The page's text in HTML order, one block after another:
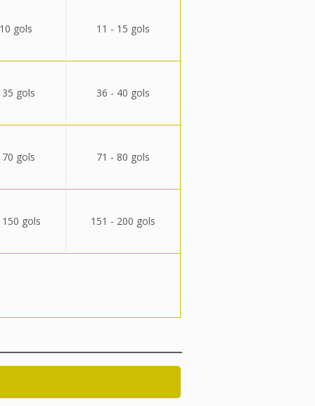
gols 11 - 15 gols
gols 36 - 40 gols
gols 71 - 80 gols
gols 151 - 200 gols